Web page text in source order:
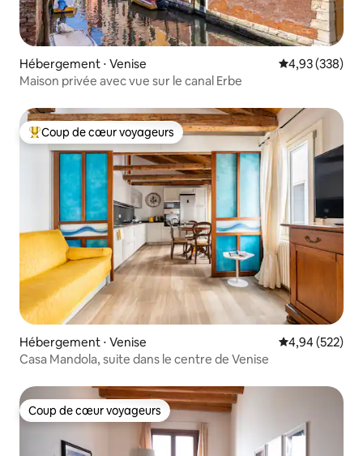
Hébergement ⋅ Venise Évaluation
4,93 (338)
Maison privée avec vue sur le canal Erbe
Coups de cœur voyageurs les plus appréciés
Coup de cœur voyageurs
Hébergement ⋅ Venise Évaluation
4,94 (522)
Casa Mandola, suite dans le centre de Venise
Coup de cœur voyageurs
Coup de cœur voyageurs